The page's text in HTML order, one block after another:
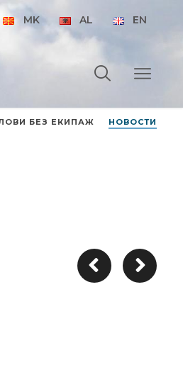
MK AL EN
БЕЗ ЕКИПАЖ НОВОСТИ